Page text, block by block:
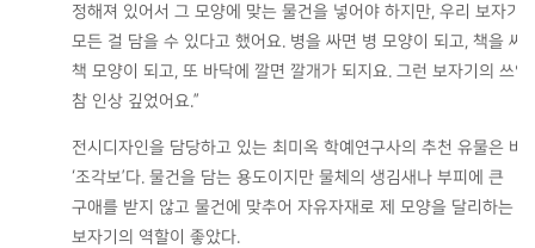
정해져 있어서 그 모양에 맞는 물건을 넣어야 하지만, 우리 보자기
모든 걸 담을 수 있다고 했어요. 병을 싸면 병 모양이 되고, 책을 싸
책 모양이 되고, 또 바닥에 깔면 깔개가 되지요. 그런 보자기의 쓰임
참 인상 깊었어요.”
전시디자인을 담당하고 있는 최미옥 학예연구사의 추천 유물은 바
‘조각보’다. 물건을 담는 용도이지만 물체의 생김새나 부피에 큰
구애를 받지 않고 물건에 맞추어 자유자재로 제 모양을 달리하는
보자기의 역할이 좋았다.